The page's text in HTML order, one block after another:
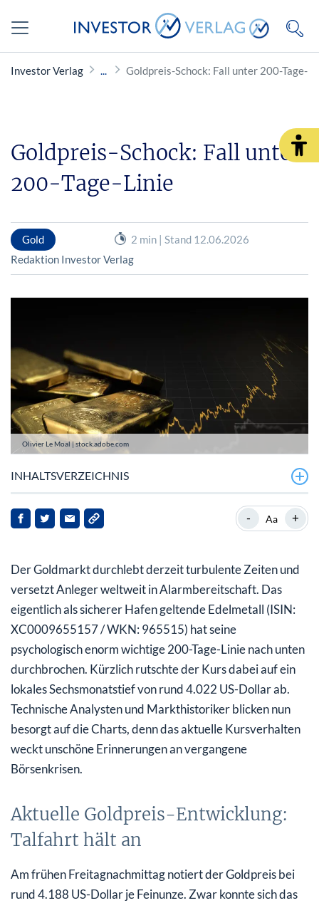
Investor Verlag Goldpreis-Schock: Fall unter 200-Tage-
Goldpreis-Schock: Fall unter
200-Tage-Linie
Gold
2 min | Stand 12.06.2026
Redaktion Investor Verlag
Olivier Le Moal | stock.adobe.com
INHALTSVERZEICHNIS
Aktuelle Goldpreis-Entwicklung: Talfahrt hält an
- Aa +
Der Goldmarkt durchlebt derzeit turbulente Zeiten und
versetzt Anleger weltweit in Alarmbereitschaft. Das
eigentlich als sicherer Hafen geltende Edelmetall (ISIN:
XC0009655157 / WKN: 965515) hat seine
psychologisch enorm wichtige 200-Tage-Linie nach unten
durchbrochen. Kürzlich rutschte der Kurs dabei auf ein
lokales Sechsmonatstief von rund 4.022 US-Dollar ab.
Technische Analysten und Markthistoriker blicken nun
besorgt auf die Charts, denn das aktuelle Kursverhalten
weckt unschöne Erinnerungen an vergangene
Börsenkrisen.
Aktuelle Goldpreis-Entwicklung:
Talfahrt hält an
Am frühen Freitagnachmittag notiert der Goldpreis bei
rund 4.188 US-Dollar je Feinunze. Zwar konnte sich das